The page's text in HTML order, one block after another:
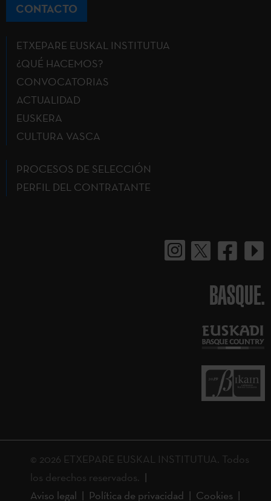
CONTACTO
ETXEPARE EUSKAL INSTITUTUA
¿QUÉ HACEMOS?
CONVOCATORIAS
ACTUALIDAD
EUSKERA
CULTURA VASCA
PROCESOS DE SELECCIÓN
PERFIL DEL CONTRATANTE
BASQUE.
© 2026 ETXEPARE EUSKAL INSTITUTUA. Todos
los derechos reservados.
Aviso legal
Política de privacidad Cookies